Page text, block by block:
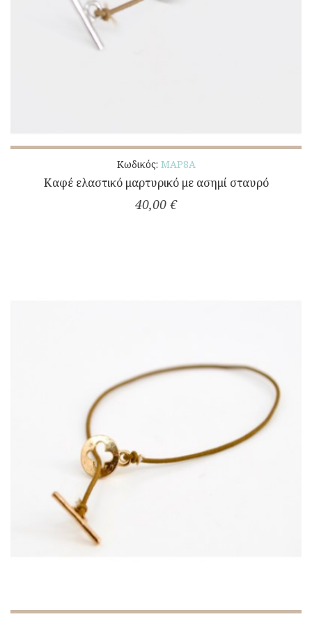
Κωδικός: ΜΑΡ8Α
Καφέ ελαστικό μαρτυρικό με ασημί σταυρό
40,00 €